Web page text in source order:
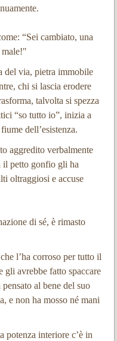
“Sei cambiato, una
del via, pietra immobile
chi si lascia erodere
talvolta si spezza
“so tutto io”, inizia a
dell’esistenza.
aggredito verbalmente
il petto gonfio gli ha
oltraggiosi e accuse
di sé, è rimasto
l’ha corroso per tutto il
gli avrebbe fatto spaccare
al bene del suo
e non ha mosso né mani
potenza interiore c’è in